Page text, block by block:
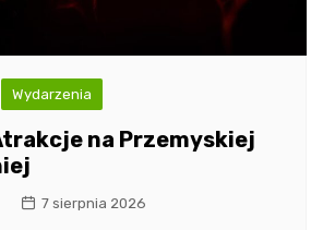
Wydarzenia
na Przemyskiej
7 sierpnia 2026